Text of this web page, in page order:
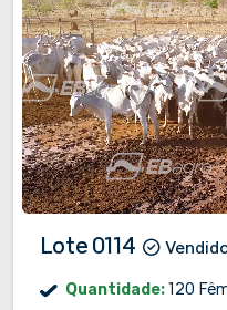
Lote 0114
Quantidade:120